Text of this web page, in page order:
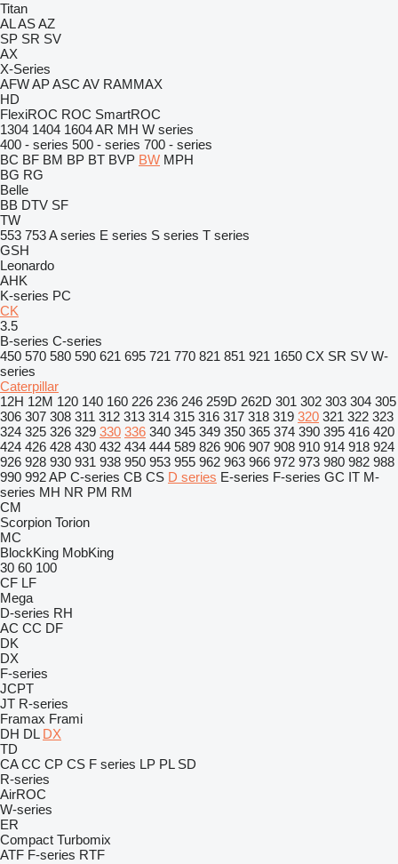
Titan
ALASAZ
SP SR SV
AX
X-Series
AFWAPASC AV RAMMAX
HD
FlexiROC ROC SmartROC
1304 1404 1604AR MH W series
400 - series 500 - series 700 - series
BC BF BM BP BT BVP BW MPH
BG RG
Belle
BB DTV SF
TW
553 753A series E series S series T series
GSH
Leonardo
AHK
K-series PC
CK
3.5
B-series C-series
450 570 580 590 621 695 721 770 821 851 921 1650 CX SR SV W-
series
Caterpillar
12H 12M 120 140 160 226 236 246 259D 262D 301 302 303 304 305
306 307 308 311 312 313 314 315 316 317 318 319 320 321 322 323
324 325 326 329 330 336 340 345 349 350 365 374 390 395 416 420
424 426 428 430 432 434 444 589 826 906 907 908 910 914 918 924
926 928 930 931 938 950 953 955 962 963 966 972 973 980 982 988
990 992AP C-series CB CS D series E-series F-series GC IT M-
series MH NR PM RM
CM
Scorpion Torion
MC
BlockKing MobKing
30 60 100
CF LF
Mega
D-series RH
AC CC DF
DK
DX
F-series
JCPT
JT R-series
Framax Frami
DH DL DX
TD
CA CC CP CS F series LP PL SD
R-series
AirROC
W-series
ER
Compact Turbomix
ATF F-series RTF